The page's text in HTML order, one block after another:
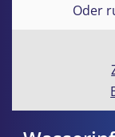
Oder